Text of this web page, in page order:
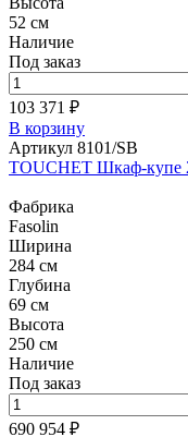
52 см
Наличие
Под заказ
103 371 ₽
В корзину
Артикул 8101/SB
TOUCHET Шкаф-купе
Фабрика
Fasolin
Ширина
284 см
Глубина
69 см
Высота
250 см
Наличие
Под заказ
690 954 ₽